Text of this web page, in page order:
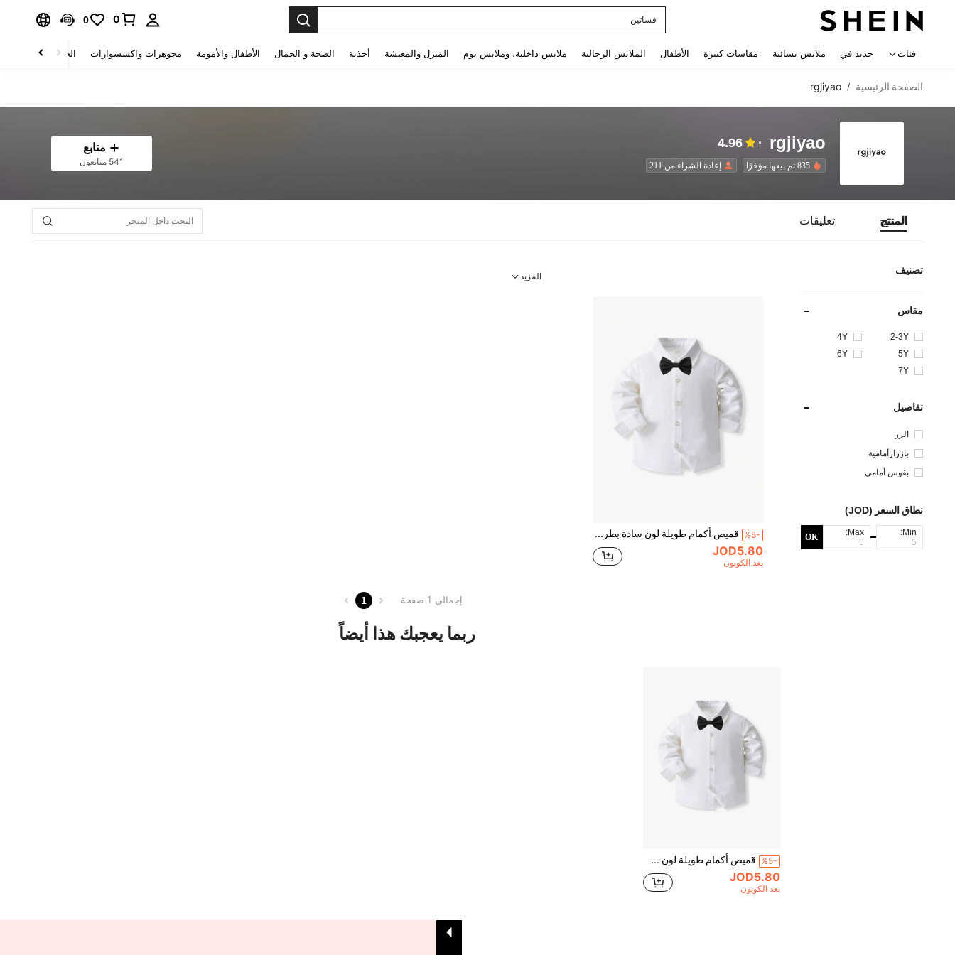
فساتين
0
0
فئات جديد في ملابس نسائية مقاسات كبيرة الأطفال الملابس الرجالية ملابس داخلية، وملابس نوم المنزل والمعيشة أحذية الصحة و الجمال الأطفال والأمومة مجوهرات واكسسوارات الحقائب والأمتعة
الصفحة الرئيسية /
rgjiyao
rgjiyao
4.96
835 تم بيعها مؤخرًا إعادة الشراء من 211
متابع
541 متابعون
المنتج تعليقات
تصنيف
مقاس
2-3Y
4Y
5Y
6Y
7Y
تفاصيل
الزر
بازرارأمامية
بقوس أمامي
نطاق السعر (JOD)
Min:
Max:
OK
المزيد
%5- قميص أكمام طويلة لون سادة بطراز جنتلمان للأولاد الصغار
JOD5.80
بعد الكوبون
إجمالي 1 صفحة 1
ربما يعجبك هذا أيضاً
%5- قميص أكمام طويلة لون سادة بطراز جنتلمان للأولاد الصغار
JOD5.80
بعد الكوبون